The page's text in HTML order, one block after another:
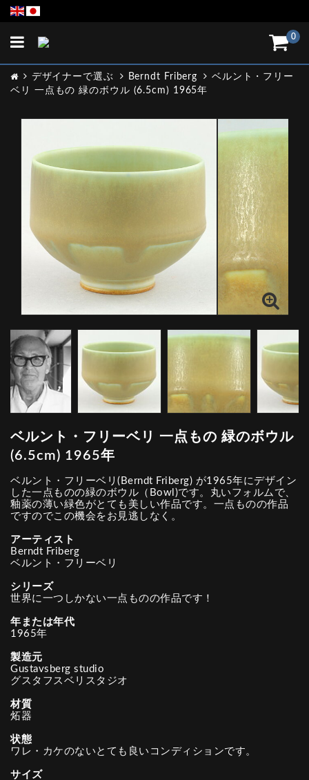
0
Toggle
デザイナーで選ぶ Berndt Friberg
ベルント・フリー
ベリ 一点もの 緑のボウル (6.5cm) 1965年
ベルント・フリーベリ 一点もの 緑のボウル
(6.5cm) 1965年
ベルント・フリーベリ(Berndt Friberg) が1965年にデザイン
した一点ものの緑のボウル（Bowl)です。丸いフォルムで、
釉薬の薄い緑色がとても美しい作品です。一点ものの作品
ですのでこの機会をお見逃しなく。
アーティスト
Berndt Friberg
ベルント・フリーベリ
シリーズ
世界に一つしかない一点ものの作品です！
年または年代
1965年
製造元
Gustavsberg studio
グスタフスベリスタジオ
材質
炻器
状態
ワレ・カケのないとても良いコンディションです。
サイズ